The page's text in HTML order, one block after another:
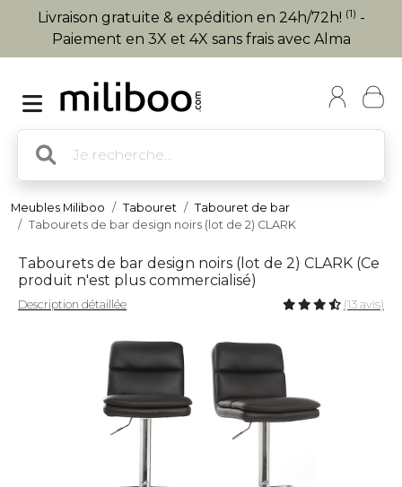
Livraison gratuite & expédition en 24h/72h! (1) -
Paiement en 3X et 4X sans frais avec Alma
Meubles Miliboo Tabouret
Tabouret de bar
Tabourets de bar design noirs (lot de 2) CLARK
Tabourets de bar design noirs (lot de 2) CLARK (Ce
produit n'est plus commercialisé)
Description détaillée (13 avis)